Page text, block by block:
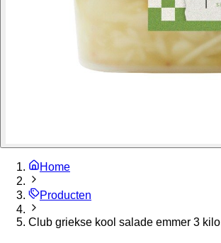
Home
Producten
Club griekse kool salade emmer 3 kilo